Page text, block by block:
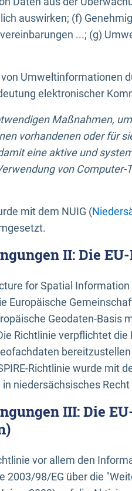
auswirken; (f)
...; (g)
Umweltinformationen
elektronischer
Maßnahmen,
vorhandenen oder für
eine aktive und
von
mit dem NUIG (
II: Die
for Spatial
Europäische
Geodaten-Basis
Richtlinie verpflichtet
Richtlinie wurde mit
in niedersächsisches
III: Die
vor allem den
2003/98/EG über die